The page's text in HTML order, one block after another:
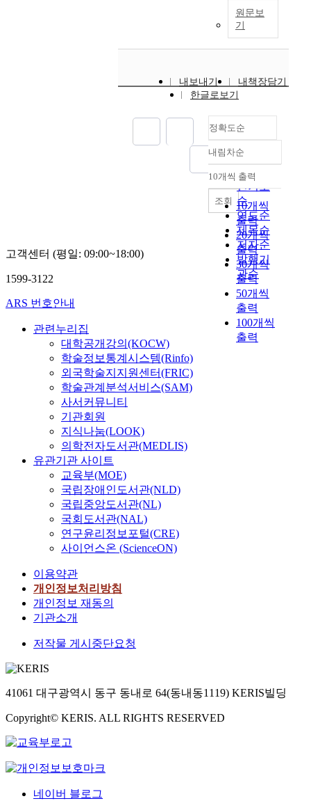
원문보
기
내보내기
내책장담기
한글로보기
정확도순
정확도
순
인기도
순
연도순
제목순
저자순
발행기
관순
내림차순
내림차순
10개씩 출력
10개씩
출력
20개씩
출력
30개씩
출력
50개씩
출력
100개씩
출력
조회
고객센터 (평일: 09:00~18:00)
1599-3122
ARS 번호안내
관련누리집
대학공개강의(KOCW)
학술정보통계시스템(Rinfo)
외국학술지지원센터(FRIC)
학술관계분석서비스(SAM)
사서커뮤니티
기관회원
지식나눔(LOOK)
의학전자도서관(MEDLIS)
유관기관 사이트
교육부(MOE)
국립장애인도서관(NLD)
국립중앙도서관(NL)
국회도서관(NAL)
연구윤리정보포털(CRE)
사이언스온 (ScienceON)
이용약관
개인정보처리방침
개인정보 재동의
기관소개
저작물 게시중단요청
41061 대구광역시 동구 동내로 64(동내동1119) KERIS빌딩
Copyright© KERIS. ALL RIGHTS RESERVED
네이버 블로그